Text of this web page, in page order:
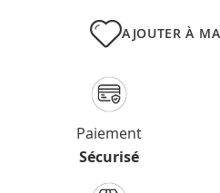
AJOUTER À
Paiement
Sécurisé